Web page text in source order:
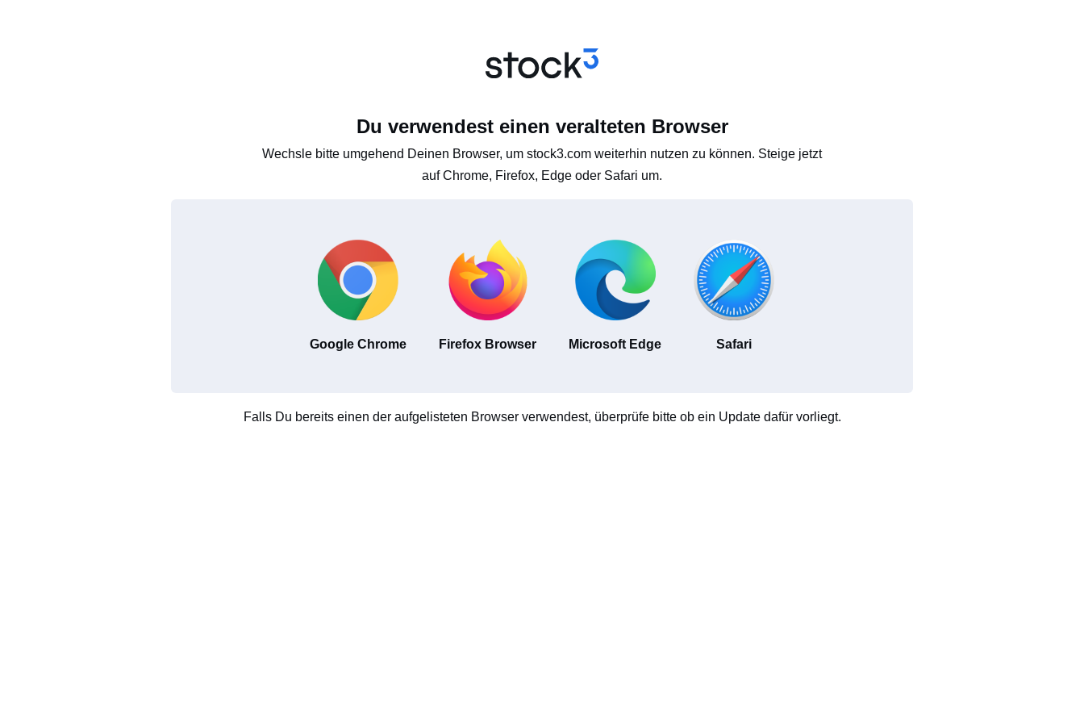
Du verwendest einen veralteten Browser
Wechsle bitte umgehend Deinen Browser, um stock3.com weiterhin nutzen zu können. Steige jetzt
auf Chrome, Firefox, Edge oder Safari um.
Google Chrome Firefox Browser Microsoft Edge Safari
Falls Du bereits einen der aufgelisteten Browser verwendest, überprüfe bitte ob ein Update dafür vorliegt.